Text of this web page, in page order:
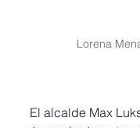
Lorena
El alcalde Max